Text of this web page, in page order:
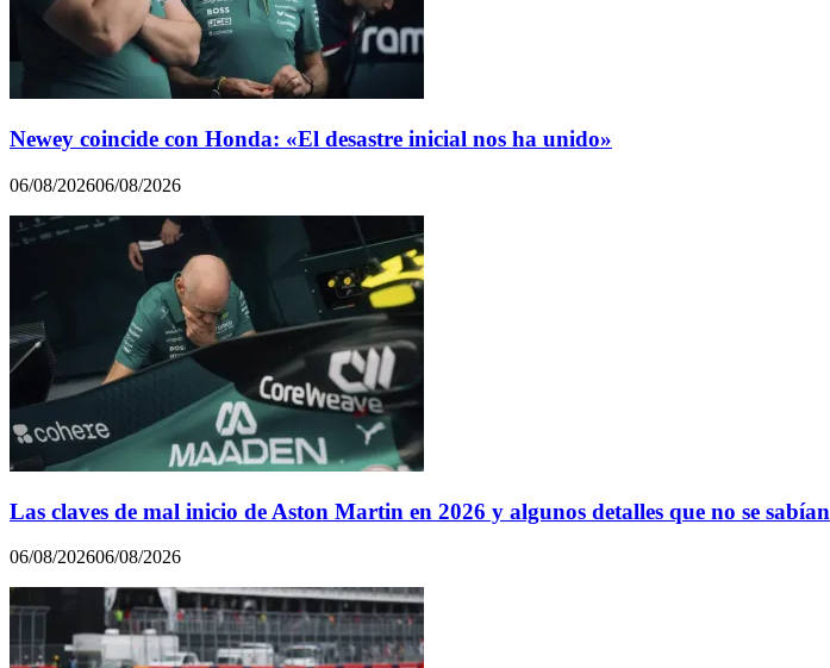
Newey coincide con Honda: «El desastre inicial nos ha unido»
06/08/202606/08/2026
Las claves de mal inicio de Aston Martin en 2026 y algunos detalles que no se sabían
06/08/202606/08/2026